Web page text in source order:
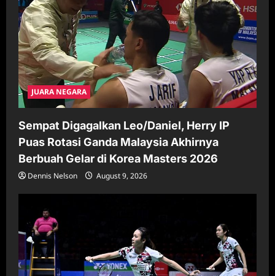
o
n
JUARA NEGARA
Sempat Digagalkan Leo/Daniel, Herry IP
Puas Rotasi Ganda Malaysia Akhirnya
Berbuah Gelar di Korea Masters 2026
Dennis Nelson August 9, 2026